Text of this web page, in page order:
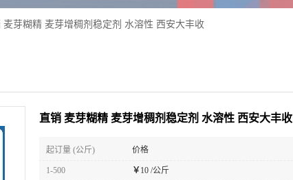
麦芽糊精 麦芽增稠剂稳定剂 水溶性 西安大丰收
直销 麦芽糊精 麦芽增稠剂稳定剂 水溶性 西安大丰收
起订量 (公斤) 价格
1-500 ￥ 10 /公斤